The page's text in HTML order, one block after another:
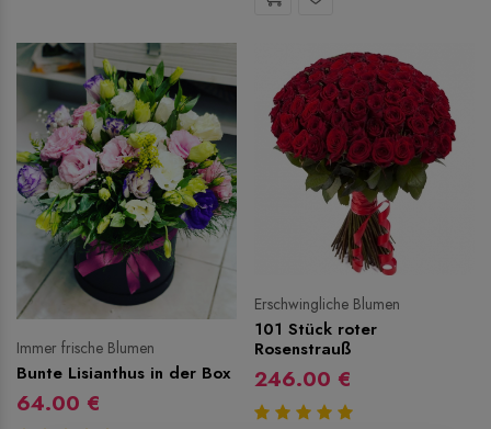
Immer frische Blumen
Bunte Lisianthus in der Box
64.00 €
Erschwingliche Blumen
101 Stück roter
Rosenstrauß
246.00 €